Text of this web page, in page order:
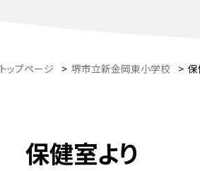
トップページ > 堺市立新金岡東小学校 > 保
保健室より